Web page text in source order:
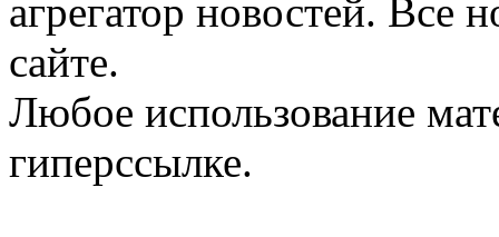
агрегатор новостей. Все
сайте.
Любое использование
гиперссылке.